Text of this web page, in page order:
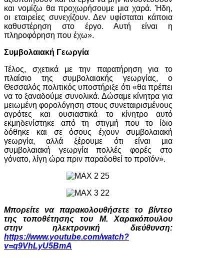
και νομίζω θα προχωρήσουμε μια χαρά. Ήδη,
οι εταιρείες συνεχίζουν. Δεν υφίσταται κάποια
καθυστέρηση στο έργο. Αυτή είναι η
πληροφόρηση που έχω».
Συμβολαιακή Γεωργία
Τέλος, σχετικά με την παρατήρηση για το
πλαίσιο της συμβολαιακής γεωργίας, ο
Θεσσαλός πολιτικός υποστήριξε ότι «θα πρέπει
να το ξαναδούμε συνολικά. Δώσαμε κίνητρα για
μειωμένη φορολόγηση στους συνεταιρισμένους
αγρότες και ουσιαστικά το κίνητρο αυτό
εκμηδενίστηκε από τη στιγμή που το ίδιο
δόθηκε και σε όσους έχουν συμβολαιακή
γεωργία, αλλά ξέρουμε ότι είναι μια
συμβολαιακή γεωργία πολλές φορές στο
γόνατο, λίγη ώρα πριν παραδοθεί το προϊόν».
Μπορείτε να παρακολουθήσετε το βίντεο
της τοποθέτησης του Μ. Χαρακόπουλου
στην ηλεκτρονική διεύθυνση:
https://www.youtube.com/watch?
v=q9VhLyU5BmA